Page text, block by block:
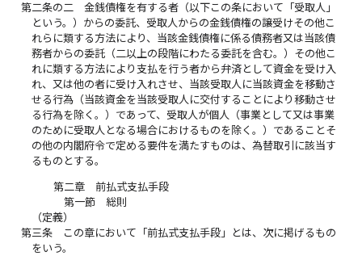
第二条の二
金銭債権を有する者（以下この条において「受取人」
という。）からの委託、受取人からの金銭債権の譲受けその他こ
れらに類する方法により、当該金銭債権に係る債務者又は当該債
務者からの委託（二以上の段階にわたる委託を含む。）その他こ
れに類する方法により支払を行う者から弁済として資金を受け入
れ、又は他の者に受け入れさせ、当該受取人に当該資金を移動さ
せる行為（当該資金を当該受取人に交付することにより移動させ
る行為を除く。）であって、受取人が個人（事業として又は事業
のために受取人となる場合におけるものを除く。）であることそ
の他の内閣府令で定める要件を満たすものは、為替取引に該当す
るものとする。
第二章 前払式支払手段
第一節 総則
（定義）
第三条
この章において「前払式支払手段」とは、次に掲げるもの
をいう。